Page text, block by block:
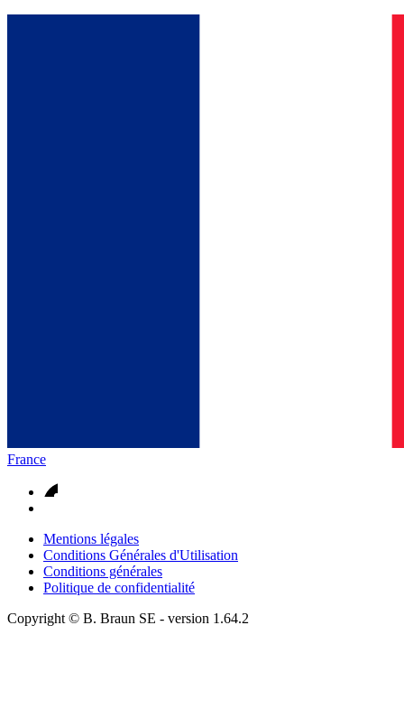
France
Mentions légales
Conditions Générales d'Utilisation
Conditions générales
Politique de confidentialité
Copyright © B. Braun SE - version 1.64.2